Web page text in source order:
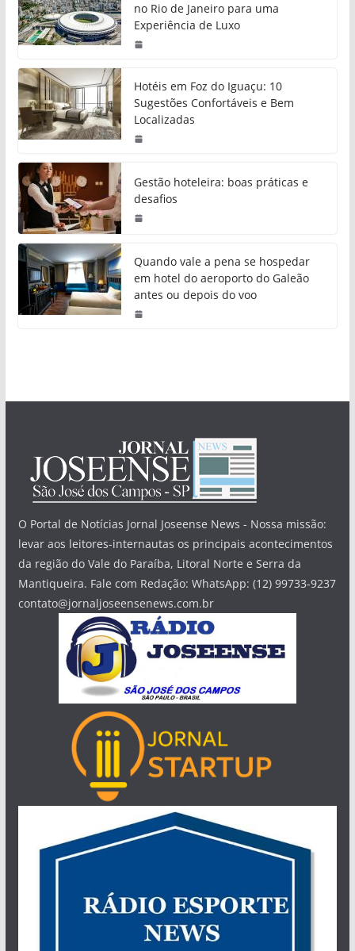
no Rio de Janeiro para uma
Experiência de Luxo
Hotéis em Foz do Iguaçu: 10
Sugestões Confortáveis e Bem
Localizadas
Gestão hoteleira: boas práticas e
desafios
Quando vale a pena se hospedar
em hotel do aeroporto do Galeão
antes ou depois do voo
O Portal de Notícias Jornal Joseense News - Nossa missão:
levar aos leitores-internautas os principais acontecimentos
da região do Vale do Paraíba, Litoral Norte e Serra da
Mantiqueira. Fale com Redação: WhatsApp: (12) 99733-9237
contato@jornaljoseensenews.com.br